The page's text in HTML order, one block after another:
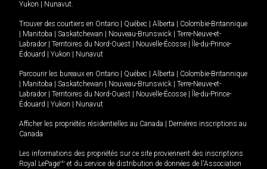
Yukon
Nunavut.
Trouver des courtiers en Ontario Québec Alberta
Colombie-Britannique
Manitoba Saskatchewan Nouveau-Brunswick
Terre-Neuve-et-
Labrador
Territoires du Nord-Ouest Nouvelle-Écosse
Île-du-Prince-
Édouard
Yukon Nunavut
Parcourir les bureaux en Ontario Québec Alberta
Colombie-Britannique
Manitoba Saskatchewan Nouveau-Brunswick
Terre-Neuve-et-
Labrador
Territoires du Nord-Ouest Nouvelle-Écosse
Île-du-Prince-
Édouard
Yukon Nunavut
Afficher les propriétés résidentielles au Canada
Dernières inscriptions au
Canada
Les informations des propriétés sur ce site proviennent des inscriptions
Royal LePageMD et du service de distribution de données de l'Association